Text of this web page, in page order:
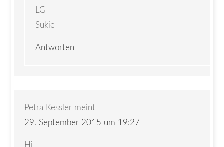
LG
Sukie
Antworten
Petra Kessler meint
29. September 2015 um 19:27
Hi